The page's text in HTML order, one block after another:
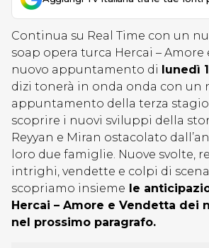
Continua su Real Time con un
soap opera turca Hercai – Amore
nuovo appuntamento di lunedì
dizi tonerà in onda onda con un
appuntamento della terza
scoprire i nuovi sviluppi della
Reyyan e Miran ostacolato
loro due famiglie. Nuove svolte,
intrighi, vendette e colpi di
scopriamo insieme le
Hercai – Amore e Vendetta dei
nel prossimo paragrafo.